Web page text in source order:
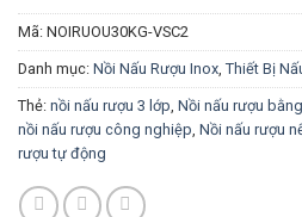
Mã: NOIRUOU30KG-VSC2
Danh mục: Nồi Nấu Rượu Inox, Thiết Bị
Thẻ: nồi nấu rượu 3 lớp Nồi nấu rượu
nồi nấu rượu công nghiệp Nồi nấu rượu
rượu tự động